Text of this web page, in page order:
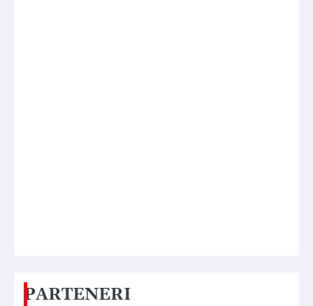
PARTENERI